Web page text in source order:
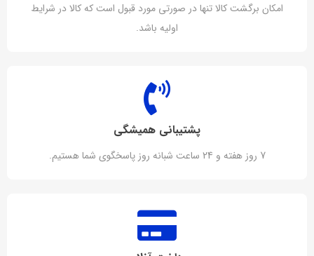
امکان برگشت کالا تنها در صورتی مورد قبول است که کالا در شرایط
اولیه باشد.
پشتیبانی همیشگی
7 روز هفته و 24 ساعت شبانه روز پاسخگوی شما هستیم.